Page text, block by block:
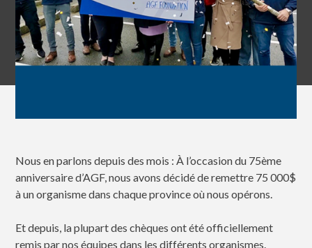
Nous en parlons depuis des mois : À l’occasion du 75ème
anniversaire d’AGF, nous avons décidé de remettre 75 000$
à un organisme dans chaque province où nous opérons.
Et depuis, la plupart des chèques ont été officiellement
remis par nos équipes dans les différents organismes.